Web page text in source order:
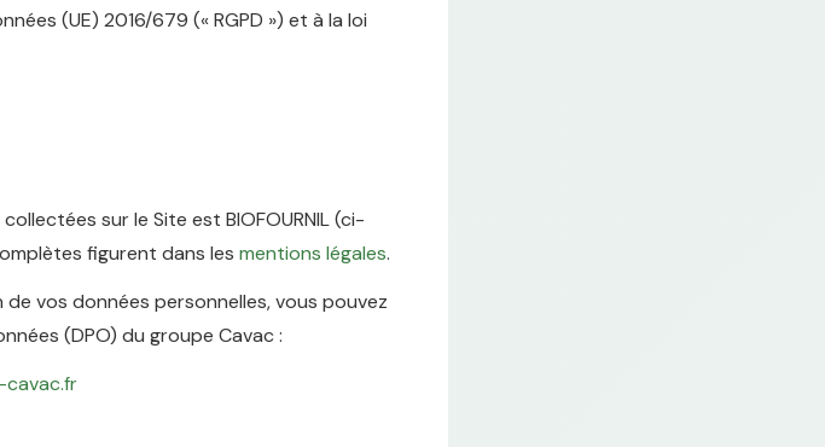
(UE) 2016/679 (« RGPD ») et à la loi
sur le Site est BIOFOURNIL (ci-
figurent dans les mentions légales.
vos données personnelles, vous pouvez
(DPO) du groupe Cavac :